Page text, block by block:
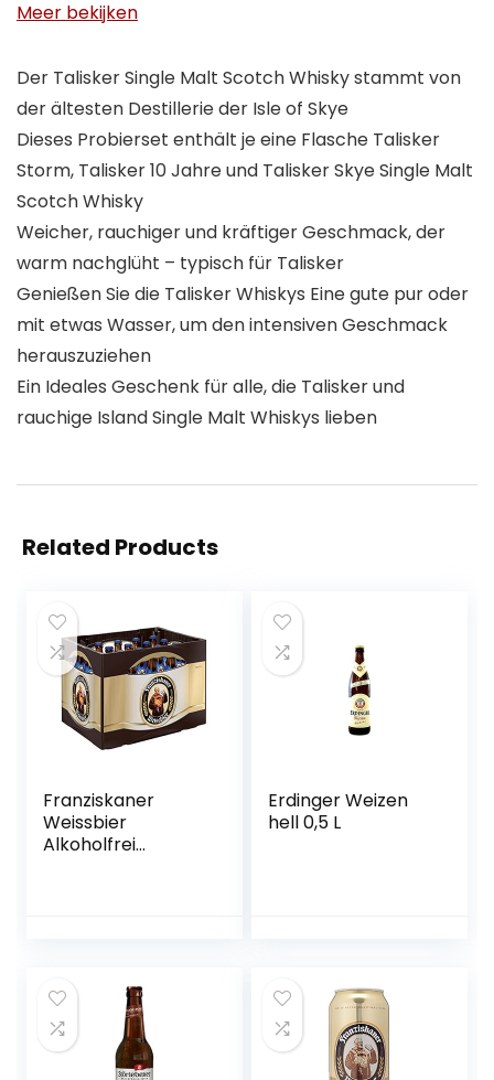
Meer bekijken
Der Talisker Single Malt Scotch Whisky stammt von
der ältesten Destillerie der Isle of Skye
Dieses Probierset enthält je eine Flasche Talisker
Storm, Talisker 10 Jahre und Talisker Skye Single Malt
Scotch Whisky
Weicher, rauchiger und kräftiger Geschmack, der
warm nachglüht – typisch für Talisker
Genießen Sie die Talisker Whiskys Eine gute pur oder
mit etwas Wasser, um den intensiven Geschmack
herauszuziehen
Ein Ideales Geschenk für alle, die Talisker und
rauchige Island Single Malt Whiskys lieben
Related Products
Franziskaner
Weissbier
Alkoholfrei
aus München
Erdinger Weizen
hell 0,5 L